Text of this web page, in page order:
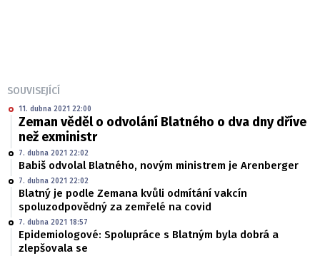
SOUVISEJÍCÍ
11. dubna 2021 22:00
Zeman věděl o odvolání Blatného o dva dny dříve
než exministr
7. dubna 2021 22:02
Babiš odvolal Blatného, novým ministrem je Arenberger
7. dubna 2021 22:02
Blatný je podle Zemana kvůli odmítání vakcín
spoluzodpovědný za zemřelé na covid
7. dubna 2021 18:57
Epidemiologové: Spolupráce s Blatným byla dobrá a
zlepšovala se